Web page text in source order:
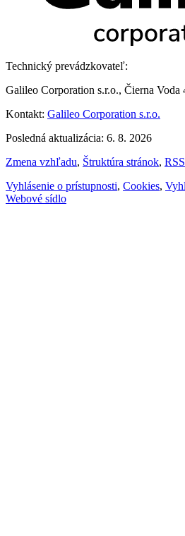
Technický prevádzkovateľ:
Galileo Corporation s.r.o., Čierna Voda
Kontakt: Galileo Corporation s.r.o.
Posledná aktualizácia: 6. 8. 2026
Zmena vzhľadu, Štruktúra stránok, RSS
Vyhlásenie o prístupnosti, Cookies,
Webové sídlo